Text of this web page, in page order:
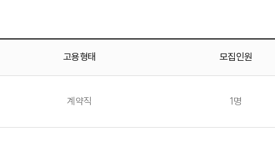
고용형태 모집인원
계약직 1명